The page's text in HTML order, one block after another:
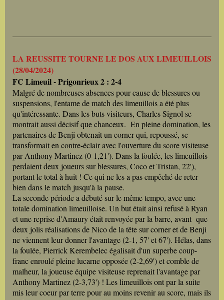
LA REUSSITE TOURNE LE DOS AUX LIMEUILLOIS
(28/04/2024)
FC Limeuil - Prigonrieux 2 : 2-4
Malgré de nombreuses absences pour cause de blessures ou
suspensions, l'entame de match des limeuillois a été plus
qu'intéressante. Dans les buts visiteurs, Charles Signol se
montrait aussi décisif que chanceux. En pleine domination, les
partenaires de Benji obtenait un corner qui, repoussé, se
transformait en contre-éclair avec l'ouverture du score visiteuse
par Anthony Martinez (0-1,21'). Dans la foulée, les limeuillois
perdaient deux joueurs sur blessures, Coco et Tristan, 22'),
portant le total à huit ! Ce qui ne les a pas empêché de reter
bien dans le match jusqu'à la pause.
La seconde période a débuté sur le même tempo, avec une
totale domination limeuilloise. Un but était ainsi refusé à Ryan
et une reprise d'Amaury était renvoyée par la barre, avant que
deux jolis réalisations de Nico de la tête sur corner et de Benji
ne viennent leur donner l'avantage (2-1, 57' et 67'). Hélas, dans
la foulée, Pierrick Kerembelec égalisait d'un superbe coup-
franc enroulé pleine lucarne opposée (2-2,69') et comble de
malheur, la joueuse équipe visiteuse reprenait l'avantage par
Anthony Martinez (2-3,73') ! Les limeuillois ont par la suite
mis leur coeur par terre pour au moins revenir au score, mais ils